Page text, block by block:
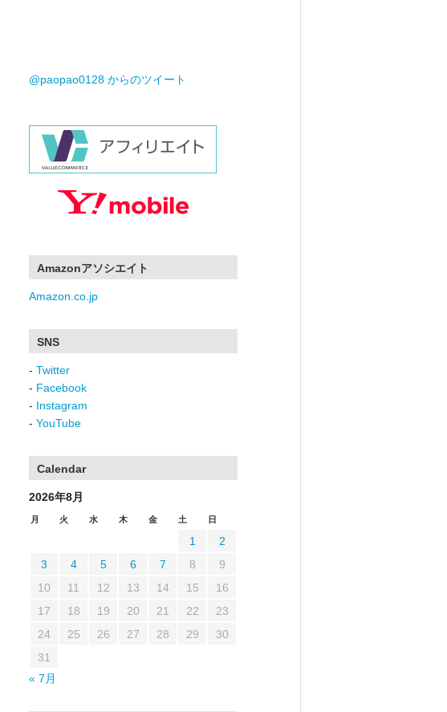
@paopao0128 からのツイート
Amazonアソシエイト
Amazon.co.jp
SNS
- Twitter
- Facebook
- Instagram
- YouTube
Calendar
2026年8月
月 火 水 木 金 土 日
1
2
3
4 5 6 7 8
9
10
11 12 13 14 15
16
17
18 19 20 21 22
23
24
25 26 27 28 29
30
31
« 7月